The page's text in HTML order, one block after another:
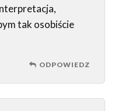
tak osobiście
ODPOWIEDZ